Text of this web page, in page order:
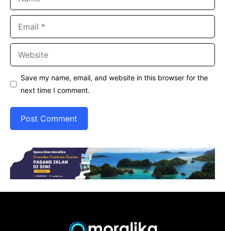
Save my name, email, and website in this browser for the
next time I comment.